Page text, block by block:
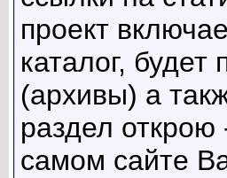
проект
каталог,
(архивы) а
раздел
самом сайте